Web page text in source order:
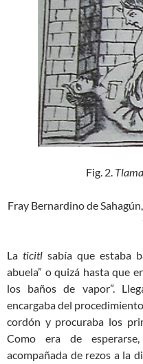
Fig. 2.
Fray Bernardino de Sahagún,
La ticitl sabía que estaba
abuela” o quizá hasta que
los baños de vapor”.
encargaba del
cordón y procuraba los
Como era de
acompañada de rezos a la